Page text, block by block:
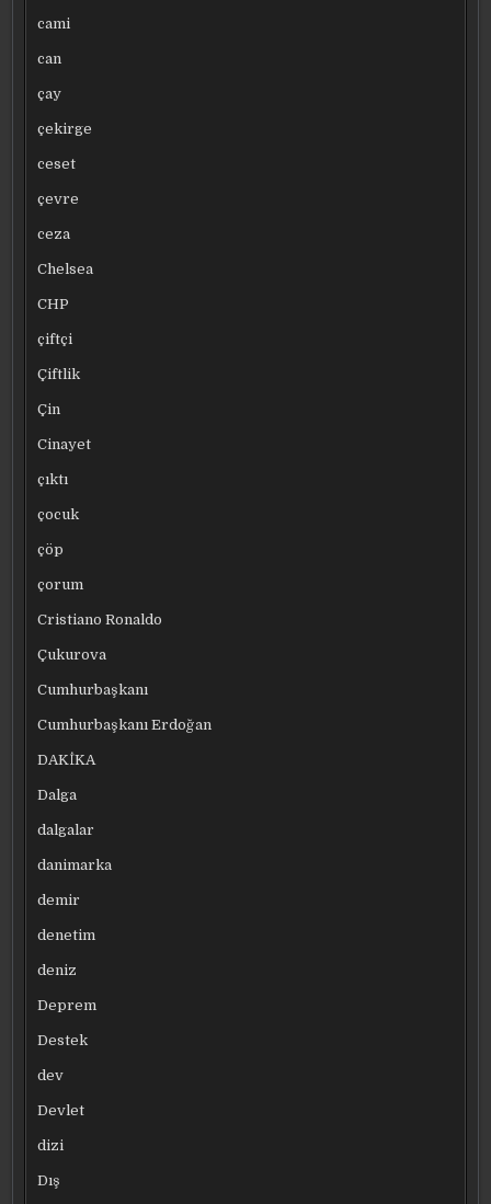
cami
can
çay
çekirge
ceset
çevre
ceza
Chelsea
CHP
çiftçi
Çiftlik
Çin
Cinayet
çıktı
çocuk
çöp
çorum
Cristiano Ronaldo
Çukurova
Cumhurbaşkanı
Cumhurbaşkanı Erdoğan
DAKİKA
Dalga
dalgalar
danimarka
demir
denetim
deniz
Deprem
Destek
dev
Devlet
dizi
Dış